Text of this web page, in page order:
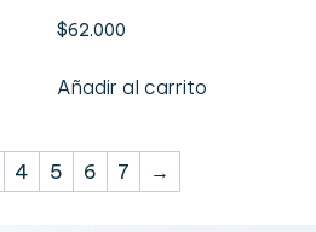
$62.000
Añadir al carrito
4 5 6 7 →